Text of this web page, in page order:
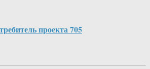
проекта 705